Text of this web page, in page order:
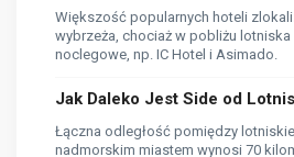
Większość popularnych hoteli
wybrzeża, chociaż w pobliżu
noclegowe, np. IC Hotel i Asimado.
Jak Daleko Jest Side od
Łączna odległość pomiędzy
nadmorskim miastem wynosi 70